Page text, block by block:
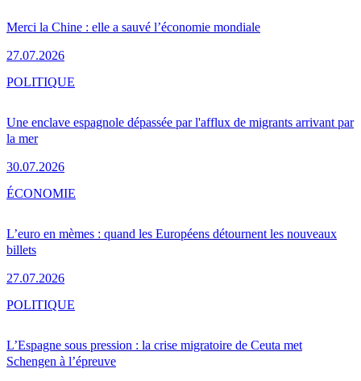
Merci la Chine : elle a sauvé l’économie mondiale
27.07.2026
Une enclave espagnole dépassée par l'afflux de migrants arrivant par
la mer
30.07.2026
POLITIQUE
L’euro en mèmes : quand les Européens détournent les nouveaux
billets
27.07.2026
ÉCONOMIE
L’Espagne sous pression : la crise migratoire de Ceuta met
Schengen à l’épreuve
POLITIQUE